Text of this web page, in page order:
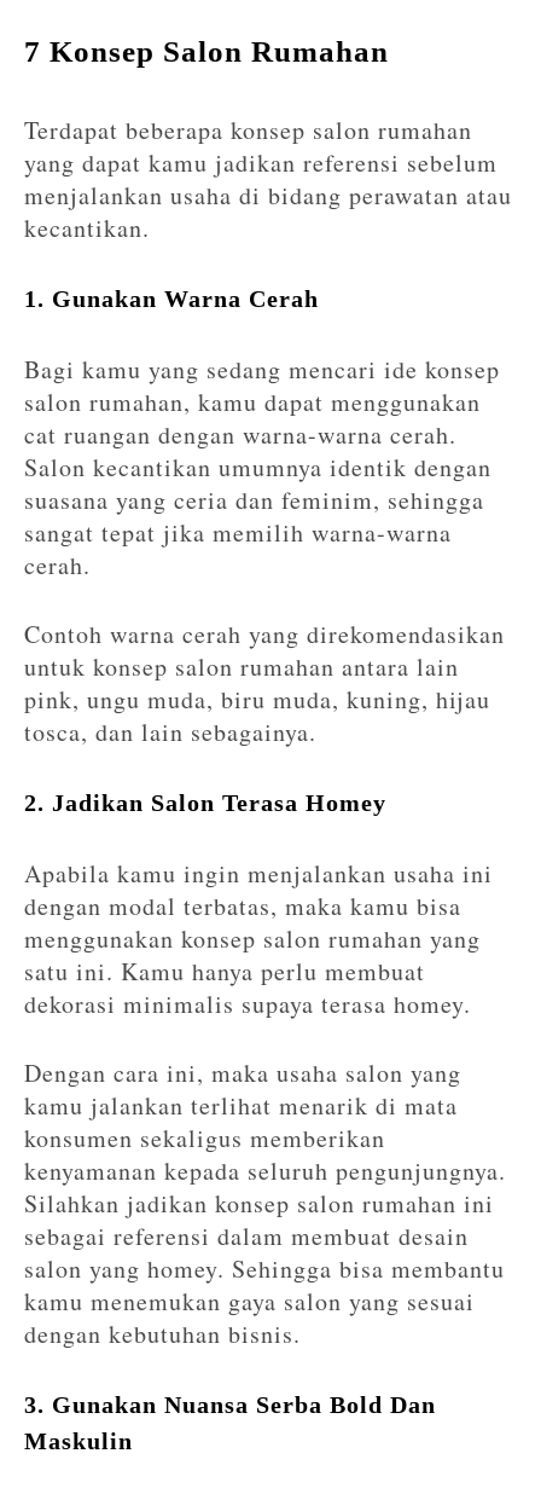
7 Konsep Salon Rumahan
Terdapat beberapa konsep salon rumahan
yang dapat kamu jadikan referensi sebelum
menjalankan usaha di bidang perawatan atau
kecantikan.
1. Gunakan Warna Cerah
Bagi kamu yang sedang mencari ide konsep
salon rumahan, kamu dapat menggunakan
cat ruangan dengan warna-warna cerah.
Salon kecantikan umumnya identik dengan
suasana yang ceria dan feminim, sehingga
sangat tepat jika memilih warna-warna
cerah.
Contoh warna cerah yang direkomendasikan
untuk konsep salon rumahan antara lain
pink, ungu muda, biru muda, kuning, hijau
tosca, dan lain sebagainya.
2. Jadikan Salon Terasa Homey
Apabila kamu ingin menjalankan usaha ini
dengan modal terbatas, maka kamu bisa
menggunakan konsep salon rumahan yang
satu ini. Kamu hanya perlu membuat
dekorasi minimalis supaya terasa homey.
Dengan cara ini, maka usaha salon yang
kamu jalankan terlihat menarik di mata
konsumen sekaligus memberikan
kenyamanan kepada seluruh pengunjungnya.
Silahkan jadikan konsep salon rumahan ini
sebagai referensi dalam membuat desain
salon yang homey. Sehingga bisa membantu
kamu menemukan gaya salon yang sesuai
dengan kebutuhan bisnis.
3. Gunakan Nuansa Serba Bold Dan
Maskulin